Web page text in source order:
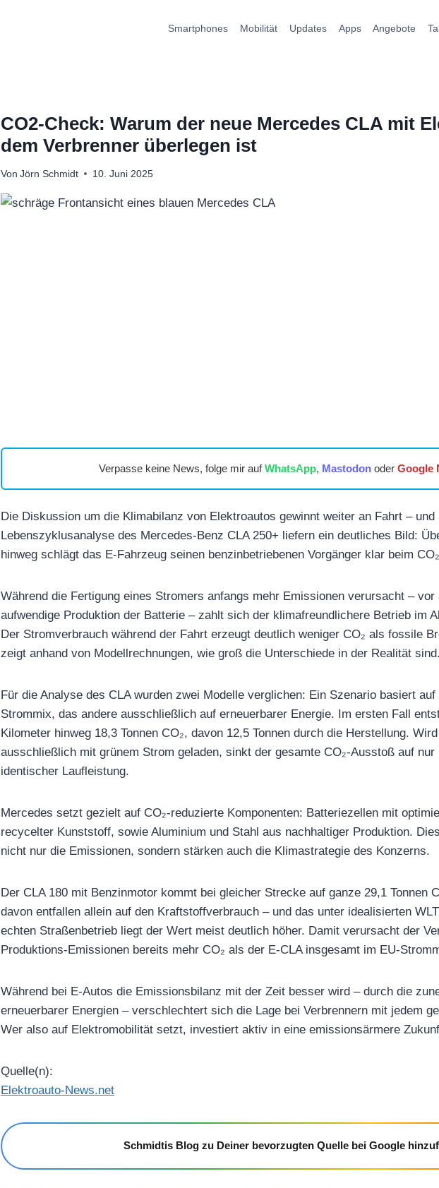
Smartphones Mobilität Updates Apps Angebote
CO2-Check: Warum der neue Mercedes CLA mit
dem Verbrenner überlegen ist
Von Jörn Schmidt 10. Juni 2025
Verpasse keine News, folge mir aufWhatsApp, Mastodonoder Google
Die Diskussion um die Klimabilanz von Elektroautos gewinnt weiter an Fahrt –
Lebenszyklusanalyse des Mercedes-Benz CLA 250+ liefern ein deutliches Bild:
hinweg schlägt das E-Fahrzeug seinen benzinbetriebenen Vorgänger klar beim
Während die Fertigung eines Stromers anfangs mehr Emissionen verursacht – vor
aufwendige Produktion der Batterie – zahlt sich der klimafreundlichere Betrieb im
Der Stromverbrauch während der Fahrt erzeugt deutlich weniger CO₂ als fossile
zeigt anhand von Modellrechnungen, wie groß die Unterschiede in der Realität
Für die Analyse des CLA wurden zwei Modelle verglichen: Ein Szenario basiert
Strommix, das andere ausschließlich auf erneuerbarer Energie. Im ersten Fall
Kilometer hinweg 18,3 Tonnen CO₂, davon 12,5 Tonnen durch die Herstellung.
ausschließlich mit grünem Strom geladen, sinkt der gesamte CO₂-Ausstoß auf nur
identischer Laufleistung.
Mercedes setzt gezielt auf CO₂-reduzierte Komponenten: Batteriezellen mit
recycelter Kunststoff, sowie Aluminium und Stahl aus nachhaltiger Produktion.
nicht nur die Emissionen, sondern stärken auch die Klimastrategie des Konzerns.
Der CLA 180 mit Benzinmotor kommt bei gleicher Strecke auf ganze 29,1 Tonnen
davon entfallen allein auf den Kraftstoffverbrauch – und das unter idealisierten
echten Straßenbetrieb liegt der Wert meist deutlich höher. Damit verursacht der
Produktions-Emissionen bereits mehr CO₂ als der E-CLA insgesamt im EU-
Während bei E-Autos die Emissionsbilanz mit der Zeit besser wird – durch die
erneuerbarer Energien – verschlechtert sich die Lage bei Verbrennern mit jedem
Wer also auf Elektromobilität setzt, investiert aktiv in eine emissionsärmere
Quelle(n):
Elektroauto-News.net
Schmidtis Blog zu Deiner bevorzugten Quelle bei Google